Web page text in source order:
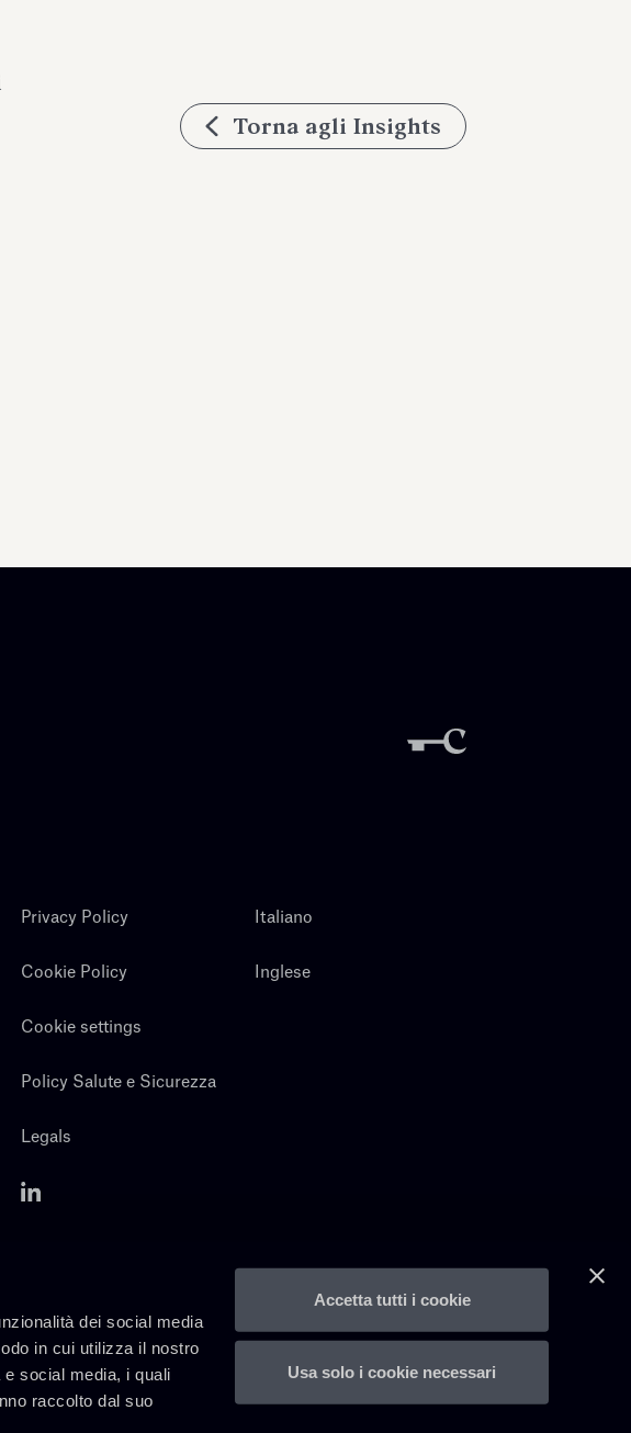
dei social media
in cui utilizza il nostro
social media, i quali
raccolto dal suo
Accetta tutti i cookie
Usa solo i cookie necessari
Torna agli Insights
Privacy Policy
Cookie Policy
Cookie settings
Policy Salute e Sicurezza
Legals
Italiano
Inglese